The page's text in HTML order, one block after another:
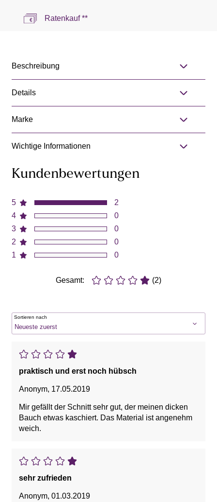
Ratenkauf **
Beschreibung
Details
Marke
Wichtige Informationen
Kundenbewertungen
5
4
3
2
1
2
0
0
0
0
Gesamt: (2)
Sortieren nach
praktisch und erst noch hübsch
Anonym, 17.05.2019
Mir gefällt der Schnitt sehr gut, der meinen dicken
Bauch etwas kaschiert. Das Material ist angenehm
weich.
sehr zufrieden
Anonym, 01.03.2019